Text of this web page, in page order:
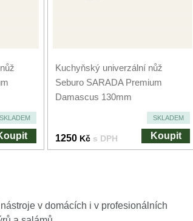
SKLADEM
Kuchyňský univerzální nůž
Seburo SARADA Premium
Damascus 130mm
SKLADEM
1250 Kč s DPH Koupit
v domácích i v profesionálních